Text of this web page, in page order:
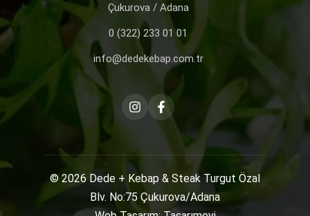
Çukurova / Adana
0 (322) 233 01 01
info@dedekebap.com.tr
© 2026 Dede + Kebap & Steak Turgut Özal
Blv. No:75 Çukurova/Adana